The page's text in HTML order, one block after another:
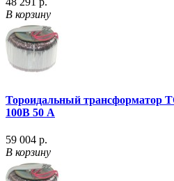
В корзину
Тороидальный трансформатор
100В 50 А
59 004 р.
В корзину